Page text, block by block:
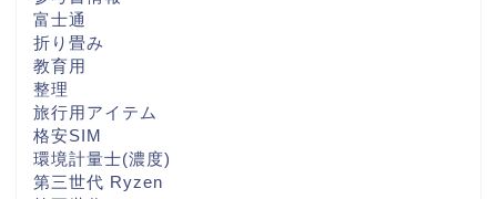
富士通
折り畳み
教育用
整理
旅行用アイテム
格安SIM
環境計量士(濃度)
第三世代 Ryzen